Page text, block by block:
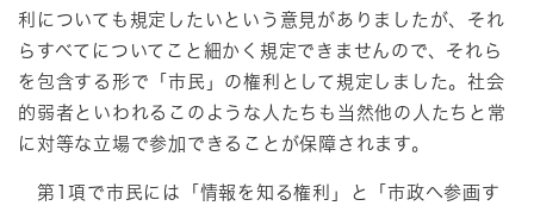
利についても規定したいという意見がありましたが、それ
らすべてについてこと細かく規定できませんので、それら
を包含する形で「市民」の権利として規定しました。社会
的弱者といわれるこのような人たちも当然他の人たちと常
に対等な立場で参加できることが保障されます。
第1項で市民には「情報を知る権利」と「市政へ参画す